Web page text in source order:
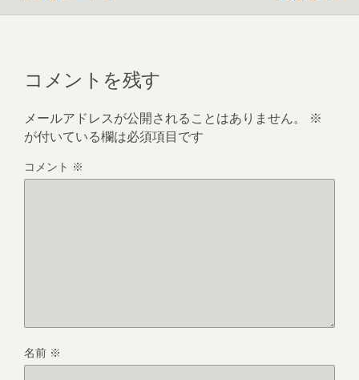
コメントを残す
メールアドレスが公開されることはありません。
※
が付いている欄は必須項目です
コメント ※
名前 ※